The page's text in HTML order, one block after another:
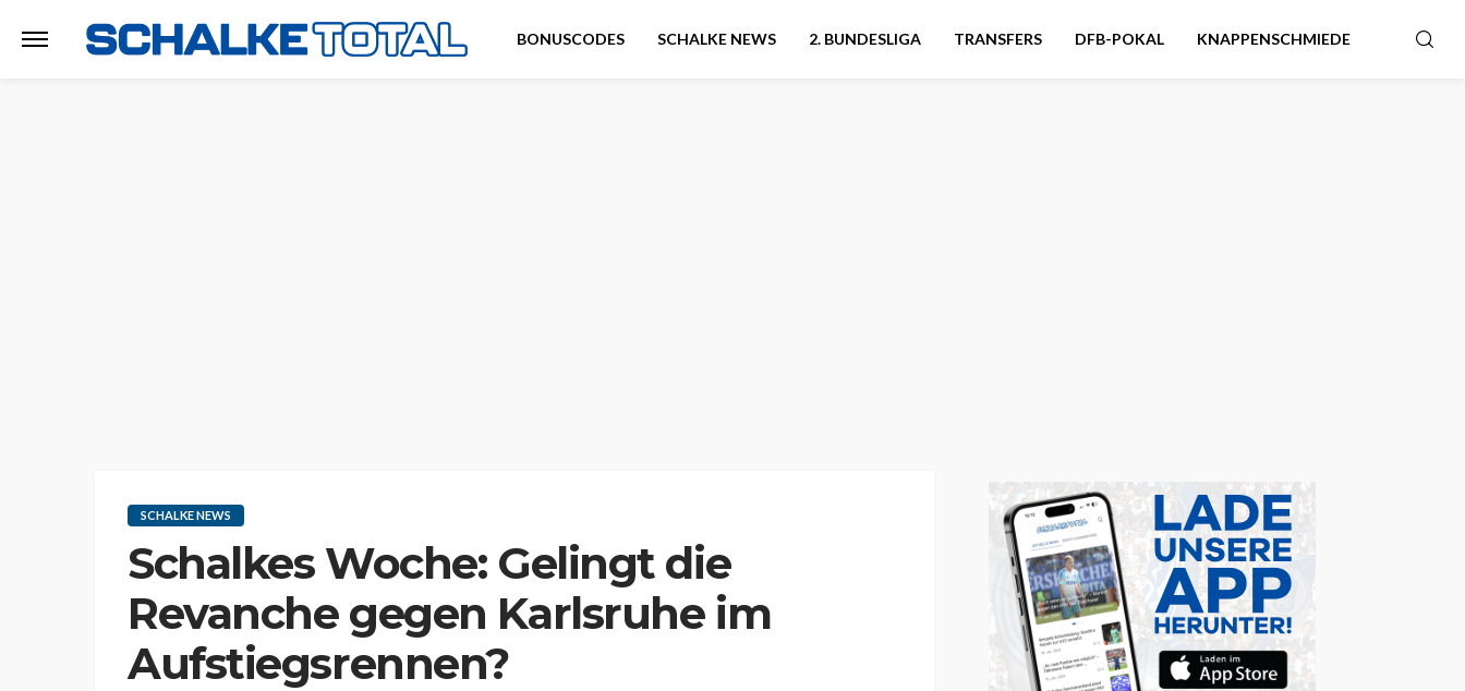
BONUSCODES SCHALKE NEWS 2. BUNDESLIGA TRANSFERS DFB-POKAL KNAPPENSCHMIEDE
SCHALKE NEWS
Schalkes Woche: Gelingt die
Revanche gegen Karlsruhe im
Aufstiegsrennen?